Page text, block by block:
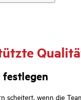
festlegen
scheitert, wenn die